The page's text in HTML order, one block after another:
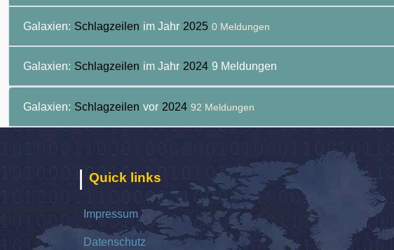
Galaxien: Schlagzeilen im Jahr 2025 0 Meldungen
Galaxien: Schlagzeilen im Jahr 2024 9 Meldungen
Galaxien: Schlagzeilen vor 2024 92 Meldungen
Quick links
Impressum
Datenschutz